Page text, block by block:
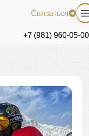
Связаться
+7 (981) 960-05-00